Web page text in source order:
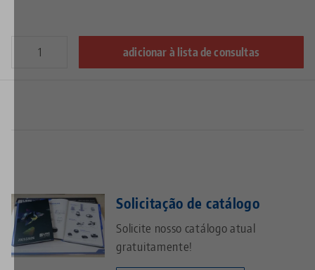
adicionar à lista de consultas
Solicitação de catálogo
Solicite nosso catálogo atual
gratuitamente!